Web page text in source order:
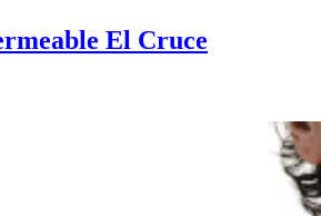
El Cruce